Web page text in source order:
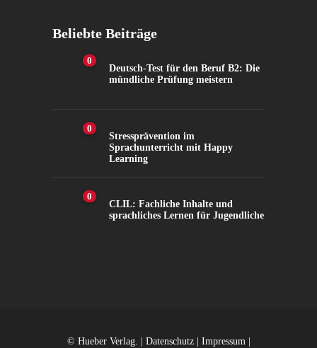
Beliebte Beiträge
0
Deutsch-Test für den Beruf B2: Die
mündliche Prüfung meistern
0
Stressprävention im
Sprachunterricht mit Happy
Learning
0
CLIL: Fachliche Inhalte und
sprachliches Lernen für Jugendliche
© Hueber Verlag. | Datenschutz| Impressum|